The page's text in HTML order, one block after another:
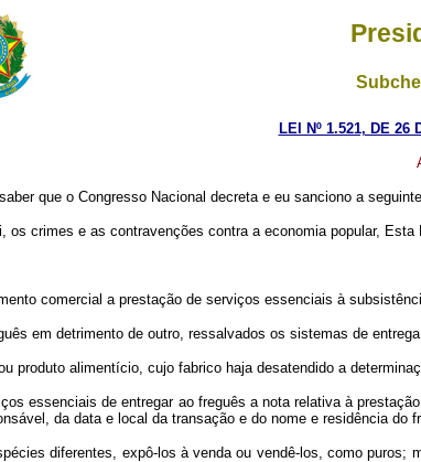
LEI Nº 1.521, DE 26
que o Congresso Nacional decreta e eu sanciono a
os crimes e as contravenções contra a economia popular, Esta
comercial a prestação de serviços essenciais à
em detrimento de outro, ressalvados os sistemas de entrega
alimentício, cujo fabrico haja desatendido a
de entregar ao freguês a nota relativa à
da data e local da transação e do nome e residência do
diferentes, expô-los à venda ou vendê-los, como puros;